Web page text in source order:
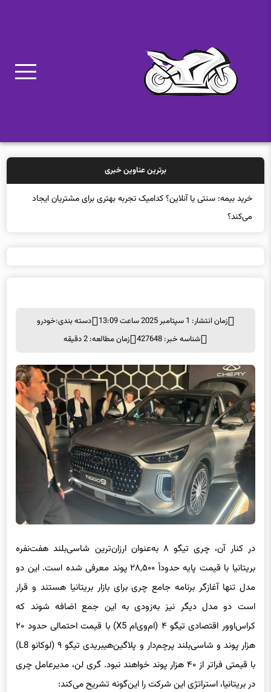
برترین عناوین خبری
خرید بیمه: سنتی یا آنلاین؟ کدامیک تجربه بهتری برای مشتریان ایجاد
می‌کند؟
زمان انتشار: 1 سپتامبر 2025 ساعت 13:09 دسته بندی:خودرو
شناسه خبر: 427648
زمان مطالعه: 2 دقیقه
در کنار آن، چری تیگو ۸ به‌عنوان ارزان‌ترین شاسی‌بلند هفت‌نفره
بریتانیا با قیمت پایه حدوداً ۲۸,۵۰۰ پوند معرفی شده است. این دو
مدل تنها آغازگر برنامه جامع چری برای بازار بریتانیا هستند و قرار
است دو مدل دیگر نیز به‌زودی به این جمع اضافه شوند که
کراس‌اوور اقتصادی تیگو ۴ (ام‌وی‌ام X5) با قیمت احتمالی حدود ۲۰
هزار پوند و شاسی‌بلند پرچم‌دار و پلاگین‌هیبریدی تیگو ۹ (لوکانو L8)
با قیمتی فراتر از ۴۰ هزار پوند خواهند نبود. گری لن، مدیرعامل چری
در بریتانیا، استراتژی این شرکت را این‌گونه تشریح می‌کند: